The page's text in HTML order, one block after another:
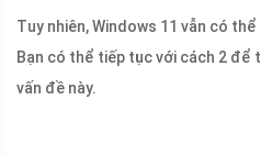
Tuy nhiên, Windows 11 vẫn có
Bạn có thể tiếp tục với cách 2 để
vấn đề này.